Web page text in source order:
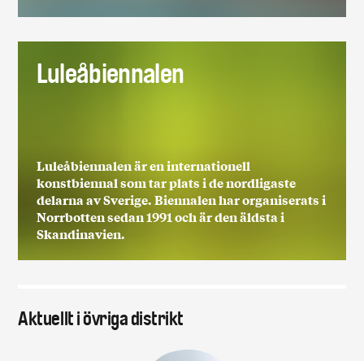
Luleåbiennalen
Luleåbiennalen är en internationell
konstbiennal som tar plats i de nordligaste
delarna av Sverige. Biennalen har organiserats i
Norrbotten sedan 1991 och är den äldsta i
Skandinavien.
Aktuellt i övriga distrikt